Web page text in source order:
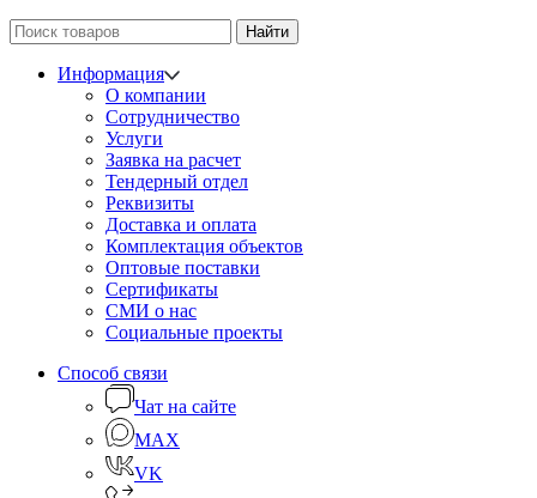
Найти
Информация
О компании
Сотрудничество
Услуги
Заявка на расчет
Тендерный отдел
Реквизиты
Доставка и оплата
Комплектация объектов
Оптовые поставки
Сертификаты
СМИ о нас
Социальные проекты
Способ связи
Чат на сайте
MAX
VK